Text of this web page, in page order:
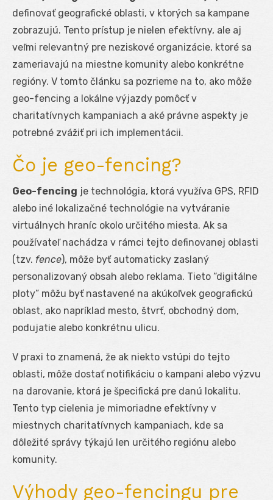
definovať geografické oblasti, v ktorých sa kampane
zobrazujú. Tento prístup je nielen efektívny, ale aj
veľmi relevantný pre neziskové organizácie, ktoré sa
zameriavajú na miestne komunity alebo konkrétne
regióny. V tomto článku sa pozrieme na to, ako môže
geo-fencing a lokálne výjazdy pomôcť v
charitatívnych kampaniach a aké právne aspekty je
potrebné zvážiť pri ich implementácii.
Čo je geo-fencing?
Geo-fencing je technológia, ktorá využíva GPS, RFID
alebo iné lokalizačné technológie na vytváranie
virtuálnych hraníc okolo určitého miesta. Ak sa
používateľ nachádza v rámci tejto definovanej oblasti
(tzv. fence), môže byť automaticky zaslaný
personalizovaný obsah alebo reklama. Tieto “digitálne
ploty” môžu byť nastavené na akúkoľvek geografickú
oblast, ako napríklad mesto, štvrť, obchodný dom,
podujatie alebo konkrétnu ulicu.
V praxi to znamená, že ak niekto vstúpi do tejto
oblasti, môže dostať notifikáciu o kampani alebo výzvu
na darovanie, ktorá je špecifická pre danú lokalitu.
Tento typ cielenia je mimoriadne efektívny v
miestnych charitatívnych kampaniach, kde sa
dôležité správy týkajú len určitého regiónu alebo
komunity.
Výhody geo-fencingu pre